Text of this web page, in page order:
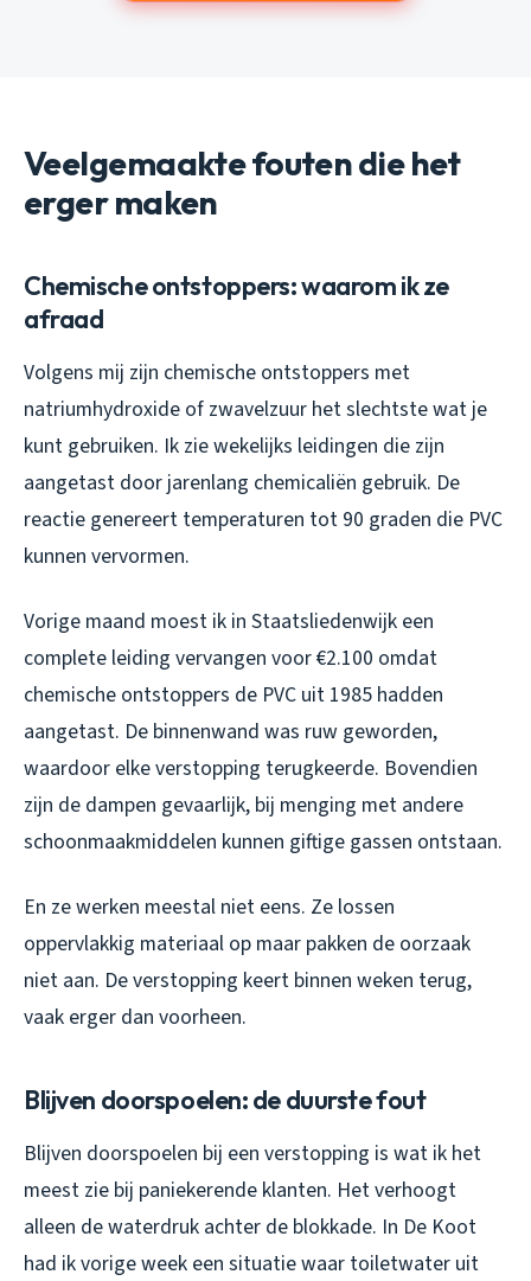
Veelgemaakte fouten die het
erger maken
Chemische ontstoppers: waarom ik ze
afraad
Volgens mij zijn chemische ontstoppers met
natriumhydroxide of zwavelzuur het slechtste wat je
kunt gebruiken. Ik zie wekelijks leidingen die zijn
aangetast door jarenlang chemicaliën gebruik. De
reactie genereert temperaturen tot 90 graden die PVC
kunnen vervormen.
Vorige maand moest ik in Staatsliedenwijk een
complete leiding vervangen voor €2.100 omdat
chemische ontstoppers de PVC uit 1985 hadden
aangetast. De binnenwand was ruw geworden,
waardoor elke verstopping terugkeerde. Bovendien
zijn de dampen gevaarlijk, bij menging met andere
schoonmaakmiddelen kunnen giftige gassen ontstaan.
En ze werken meestal niet eens. Ze lossen
oppervlakkig materiaal op maar pakken de oorzaak
niet aan. De verstopping keert binnen weken terug,
vaak erger dan voorheen.
Blijven doorspoelen: de duurste fout
Blijven doorspoelen bij een verstopping is wat ik het
meest zie bij paniekerende klanten. Het verhoogt
alleen de waterdruk achter de blokkade. In De Koot
had ik vorige week een situatie waar toiletwater uit